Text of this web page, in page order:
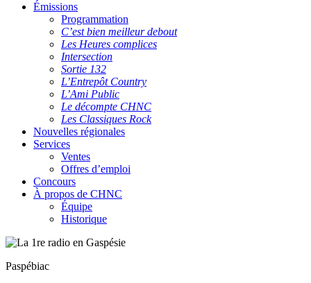
Émissions
Programmation
C’est bien meilleur debout
Les Heures complices
Intersection
Sortie 132
L’Entrepôt Country
L’Ami Public
Le décompte CHNC
Les Classiques Rock
Nouvelles régionales
Services
Ventes
Offres d’emploi
Concours
À propos de CHNC
Équipe
Historique
Paspébiac